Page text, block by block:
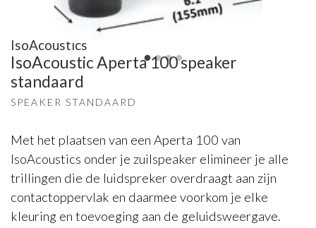
IsoAcoustics
IsoAcoustic Aperta 100 speaker
standaard
SPEAKER STANDAARD
Met het plaatsen van een Aperta 100 van
IsoAcoustics onder je zuilspeaker elimineer je alle
trillingen die de luidspreker overdraagt aan zijn
contactoppervlak en daarmee voorkom je elke
kleuring en toevoeging aan de geluidsweergave.